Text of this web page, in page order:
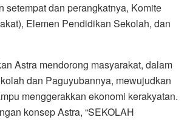
setempat dan perangkatnya, Komite
Elemen Pendidikan Sekolah, dan
Astra mendorong masyarakat, dalam
dan Paguyubannya, mewujudkan
menggerakkan ekonomi kerakyatan.
konsep Astra, “SEKOLAH